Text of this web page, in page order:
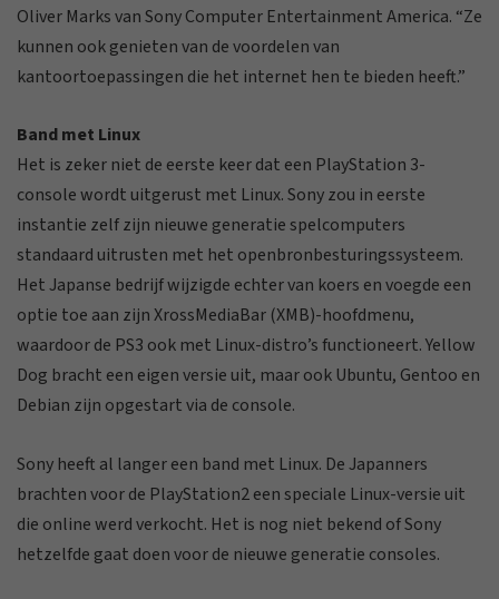
Oliver Marks van Sony Computer Entertainment America. “Ze
kunnen ook genieten van de voordelen van
kantoortoepassingen die het internet hen te bieden heeft.”
Band met Linux
Het is zeker niet de eerste keer dat een PlayStation 3-
console wordt uitgerust met Linux. Sony zou in eerste
instantie zelf zijn nieuwe generatie spelcomputers
standaard uitrusten met het openbronbesturingssysteem.
Het Japanse bedrijf wijzigde echter van koers en voegde een
optie toe aan zijn XrossMediaBar (XMB)-hoofdmenu,
waardoor de PS3 ook met Linux-distro’s functioneert. Yellow
Dog bracht een eigen versie uit, maar ook Ubuntu, Gentoo en
Debian zijn opgestart via de console.
Sony heeft al langer een band met Linux. De Japanners
brachten voor de PlayStation2 een speciale Linux-versie uit
die online werd verkocht. Het is nog niet bekend of Sony
hetzelfde gaat doen voor de nieuwe generatie consoles.